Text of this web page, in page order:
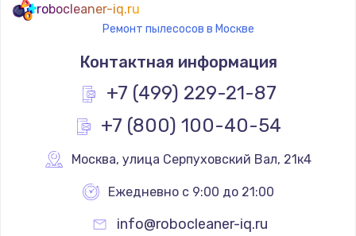
590 руб.
Заказать
Замена трубок
Замена двигателя
robocleaner-iq.ru
Ремонт пылесосов в Москве
Контактная информация
+7 (499) 229-21-87
+7 (800) 100-40-54
Москва, улица Серпуховский Вал, 21к4
Ежедневно с 9:00 до 21:00
info@robocleaner-iq.ru